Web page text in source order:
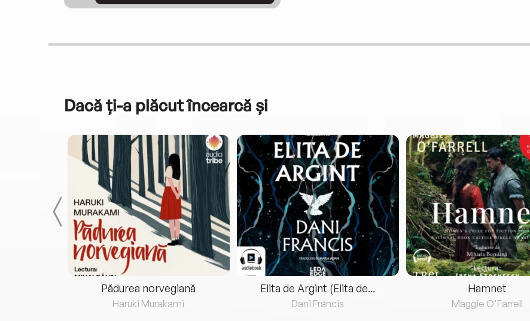
Dacă ți-a plăcut încearcă și
Pădurea norvegiană
Haruki Murakami
Elita de Argint (Elita de...
Dani Francis
Hamnet
Maggie O'Farrell